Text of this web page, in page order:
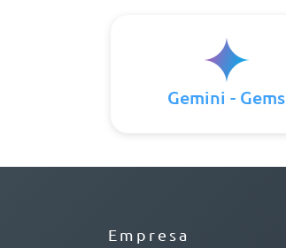
Gemini - Gems
Empresa